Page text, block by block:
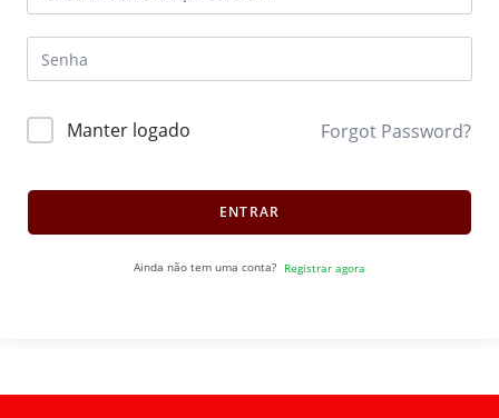
Manter logado Forgot Password?
ENTRAR
Ainda não tem uma conta? Registrar agora